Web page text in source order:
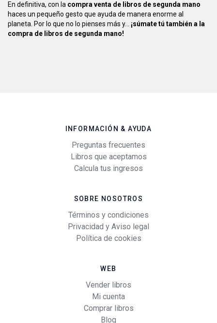
En definitiva, con la compra venta de libros de segunda mano
haces un pequeño gesto que ayuda de manera enorme al
planeta. Por lo que no lo pienses más y... ¡súmate tú también a la
compra de libros de segunda mano!
INFORMACIÓN & AYUDA
Preguntas frecuentes
Libros que aceptamos
Calcula tus ingresos
SOBRE NOSOTROS
Términos y condiciones
Privacidad y Aviso legal
Política de cookies
WEB
Vender libros
Mi cuenta
Comprar libros
Blog